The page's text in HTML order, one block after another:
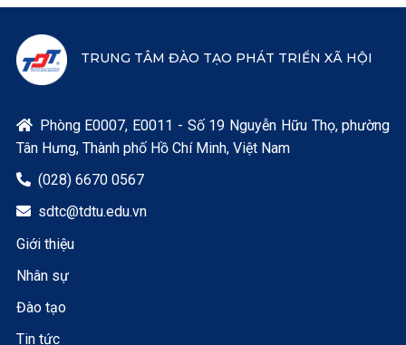
TRUNG TÂM ĐÀO TẠO PHÁT TRIỂN XÃ HỘI

Phòng E0007, E0011 - Số 19 Nguyễn Hữu Thọ, phường
Tân Hưng, Thành phố Hồ Chí Minh, Việt Nam
 (028) 6670 0567
 sdtc@tdtu.edu.vn
Giới thiệu
Nhân sự
Đào tạo
Tin tức